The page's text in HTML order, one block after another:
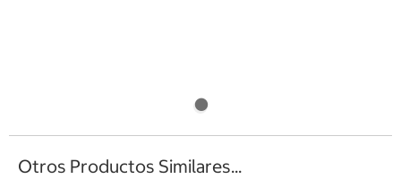
Otros Productos Similares...